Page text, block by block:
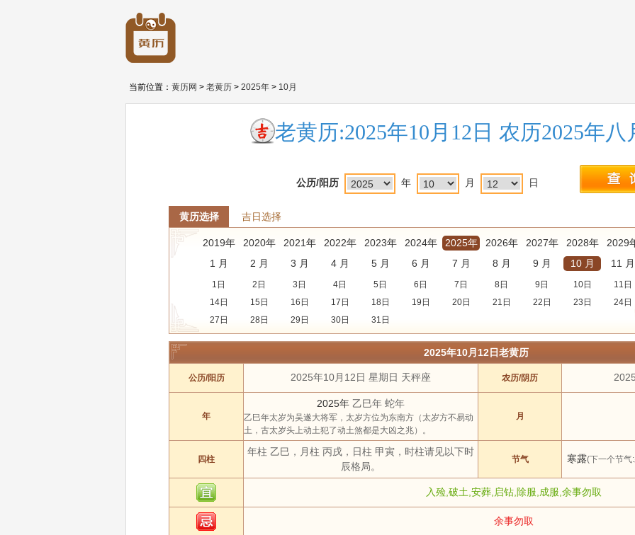
当前位置： 黄历网 > 老黄历 > 2025年 > 10月
老黄历:2025年10月12日 农历2025年八
公历/阳历 年 月 日
黄历选择 吉日选择
2019年 2020年 2021年 2022年 2023年 2024年 2025年 2026年 2027年 2028年
2029
1 月
2 月 3 月 4 月 5 月 6 月 7 月 8 月 9 月 10 月 11 月
1日 2日 3日 4日 5日 6日 7日 8日 9日 10日
11日
14日
15日 16日 17日 18日 19日 20日 21日 22日 23日
24日
27日
28日 29日 30日 31日
2024年 2025年 2026年 2027年
虎 兔
2025年10月12日老黄历
公历/阳历 2025年10月12日 星期日 天秤座 农历/阴历
年
2025年 乙巳年 蛇年
乙巳年太岁为吴遂大将军，太岁方位为东南方（太岁方不易动
土，古太岁头上动土犯了动土煞都是大凶之兆）。
月
四柱
年柱 乙巳，月柱 丙戌，日柱 甲寅，时柱请见以下时
辰格局。
节气 寒露(下一个节气:
入殓,破土,安葬,启钻,除服,成服,余事勿取
余事勿取